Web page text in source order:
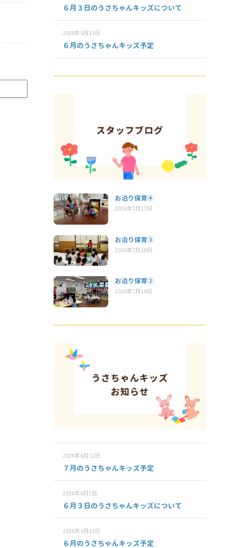
６月３日のうさちゃんキッズについて
2026年5月13日
６月のうさちゃんキッズ予定
お泊り保育④
2026年7月17日
お泊り保育③
2026年7月16日
お泊り保育②
2026年7月16日
2026年6月12日
７月のうさちゃんキッズ予定
2026年6月2日
６月３日のうさちゃんキッズについて
2026年5月13日
６月のうさちゃんキッズ予定